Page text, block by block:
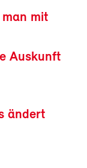
mit
Auskunft
ändert